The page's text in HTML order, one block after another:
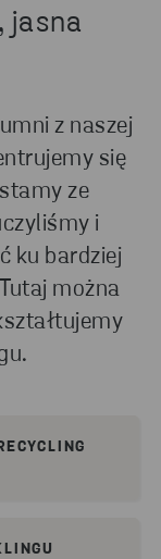
jasna
z naszej
się
ze
i
ku bardziej
można